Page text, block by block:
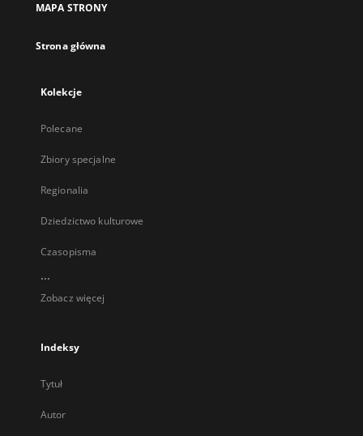
MAPA STRONY
Strona główna
Kolekcje
Polecane
Zbiory specjalne
Regionalia
Dziedzictwo kulturowe
Czasopisma
...
Zobacz więcej
Indeksy
Tytuł
Autor